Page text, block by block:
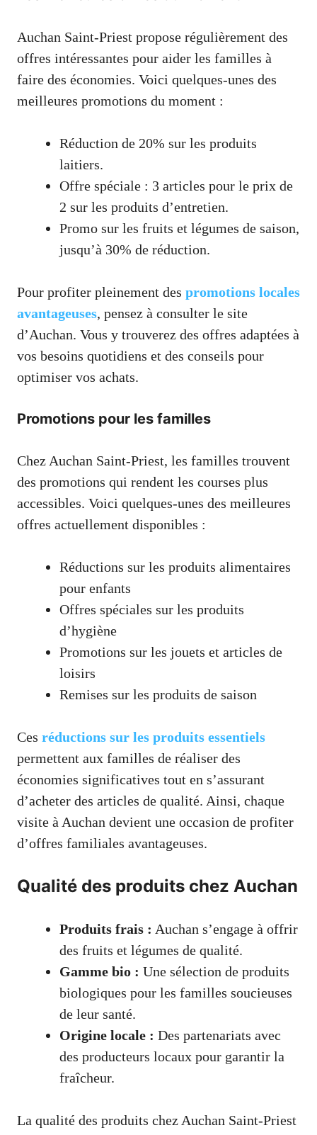
Auchan Saint-Priest propose régulièrement des
offres intéressantes pour aider les familles à
faire des économies. Voici quelques-unes des
meilleures promotions du moment :
Réduction de 20% sur les produits
laitiers.
Offre spéciale : 3 articles pour le prix de
2 sur les produits d’entretien.
Promo sur les fruits et légumes de saison,
jusqu’à 30% de réduction.
Pour profiter pleinement des promotions locales
avantageuses, pensez à consulter le site
d’Auchan. Vous y trouverez des offres adaptées à
vos besoins quotidiens et des conseils pour
optimiser vos achats.
Promotions pour les familles
Chez Auchan Saint-Priest, les familles trouvent
des promotions qui rendent les courses plus
accessibles. Voici quelques-unes des meilleures
offres actuellement disponibles :
Réductions sur les produits alimentaires
pour enfants
Offres spéciales sur les produits
d’hygiène
Promotions sur les jouets et articles de
loisirs
Remises sur les produits de saison
Ces réductions sur les produits essentiels
permettent aux familles de réaliser des
économies significatives tout en s’assurant
d’acheter des articles de qualité. Ainsi, chaque
visite à Auchan devient une occasion de profiter
d’offres familiales avantageuses.
Qualité des produits chez Auchan
Produits frais : Auchan s’engage à offrir
des fruits et légumes de qualité.
Gamme bio : Une sélection de produits
biologiques pour les familles soucieuses
de leur santé.
Origine locale : Des partenariats avec
des producteurs locaux pour garantir la
fraîcheur.
La qualité des produits chez Auchan Saint-Priest